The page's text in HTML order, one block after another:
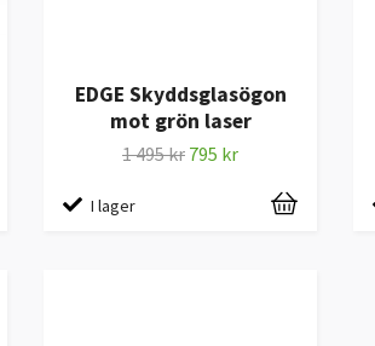
EDGE Skyddsglasögon
mot grön laser
1 495 kr 795 kr
I lager